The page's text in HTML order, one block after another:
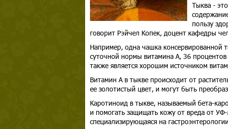
Тыква -
пользу
говорит Рэйчел Копек, доцент кафедры
Например, одна чашка консервированной
суточной нормы витамина A, 36
также является хорошим источником
Витамин A в тыкве происходит от
ее золотистый цвет, и могут быть
Каротиноид в тыкве, называемый бета-
и помогать защищать кожу от вреда от
специализирующаяся на